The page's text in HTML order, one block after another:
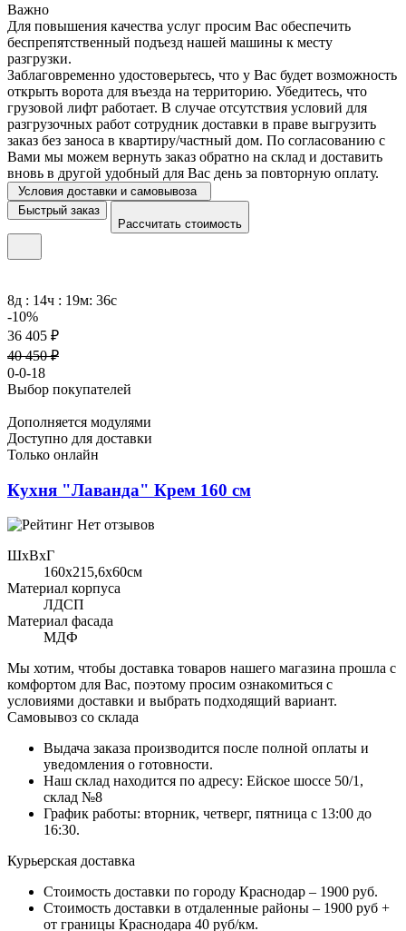
Важно
Для повышения качества услуг просим Вас обеспечить
беспрепятственный подъезд нашей машины к месту
разгрузки.
Заблаговременно удостоверьтесь, что у Вас будет возможность
открыть ворота для въезда на территорию. Убедитесь, что
грузовой лифт работает. В случае отсутствия условий для
разгрузочных работ сотрудник доставки в праве выгрузить
заказ без заноса в квартиру/частный дом. По согласованию с
Вами мы можем вернуть заказ обратно на склад и доставить
вновь в другой удобный для Вас день за повторную оплату.
Условия доставки и самовывоза
Быстрый заказ
Рассчитать стоимость
8д : 14ч : 19м: 36с
-10%
36 405 ₽
40 450 ₽
0-0-18
Выбор покупателей
Дополняется модулями
Доступно для доставки
Только онлайн
Кухня "Лаванда" Крем 160 см
Нет отзывов
ШхВхГ
160x215,6х60см
Материал корпуса
ЛДСП
Материал фасада
МДФ
Мы хотим, чтобы доставка товаров нашего магазина прошла с
комфортом для Вас, поэтому просим ознакомиться с
условиями доставки и выбрать подходящий вариант.
Самовывоз со склада
Выдача заказа производится после полной оплаты и
уведомления о готовности.
Наш склад находится по адресу: Ейское шоссе 50/1,
склад №8
График работы: вторник, четверг, пятница с 13:00 до
16:30.
Курьерская доставка
Стоимость доставки по городу Краснодар – 1900 руб.
Стоимость доставки в отдаленные районы – 1900 руб +
от границы Краснодара 40 руб/км.